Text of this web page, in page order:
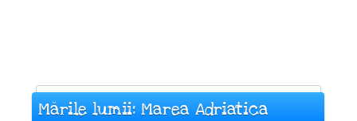
Mările lumii: Marea Adriatica